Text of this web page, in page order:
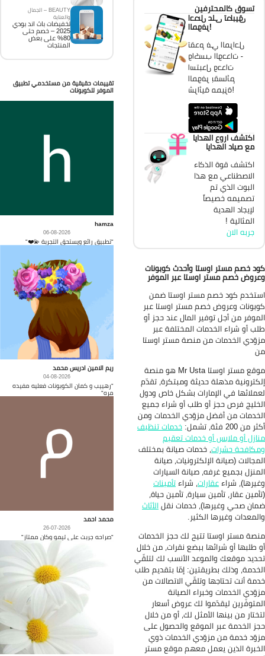
تسوق كالمحترفين
احصل على تطبيق
الموفر!
تقدم في المراحل
واكسب الوحدات -
استبدل وحدات
الموفر بقسائم
شرائية مميزة!
اكتشف اروع الهدايا
مع صياد الهدايا
اكتشف قوة الذكاء
الاصطناعي مع هذا
البوت الذي تم
تصميمه خصيصاً
لإيجاد الهدية
المثالية !
جربه الان
خصم مستر اوستا وأحدث كوبونات
خصم مستر اوستا عبر الموفر
كود خصم مستر اوستا ضمن
وعروض خصم مستر اوستا عبر
من أجل توفير المال عند حجز أو
أو شراء الخدمات المختلفة عبر
الخدمات من منصة مستر اوستا
موقع مستر اوستا Mr Usta هو منصة
مذهلة حديثة ومبتكرة، تقدّم
في الإمارات بشكل خاص ودول
فرص حجز أو طلب أو شراء جميع
من أفضل مزوّدي الخدمات ومن
200 فئة، تشمل: خدمات تنظيف
أو ملابس أو خدمات تعقيم
حشرات، خدمات صيانة بمختلف
(صيانة الإلكترونيات، صيانة
بجميع غرفه، صيانة السيارات
شراءعقارات، شراءتأمينات
عقار، تأمين سيارة، تأمين حياة،
صحي وغيرها)، خدمات نقلالأثاث
وغيرها الكثير.
مستر اوستا تتيح لك حجز الخدمات
طلبها أو شرائها ببضع نقرات، من خلال
موقعك والموعد الأنسب لك لتلقّي
وذلك بطريقتين: إمّا بتقديم طلب
أنت تحتاجها وتلقّي الاتصالات من
الخدمات وخبراء الصيانة
ليقدّموا لك عروض أسعار
من بينها الأمثل لك، أو من خلال
الخدمة عبر الموقع والحصول على
خدمة من مزوّدي الخدمات ذوي
الذين يعمل معهم موقع مستر
BEAUTY – الجمال
والعناية
تخفيضات باث اند بودي
2025 – خصم حتى
80% على بعض
المنتجات
تقييمات حقيقية من مستخدمي تطبيق
الموفر للكوبونات
hamza
06-08-2026
"تطبيق رائع ويستحق التجربة 💫❤️"
ريم الامين ادريس محمد
04-08-2026
"رهييب و كمان الكوبونات فعليه مفيده
مره"
محمد احمد
26-07-2026
"صراحه جربت على تيمو وكان ممتاز"